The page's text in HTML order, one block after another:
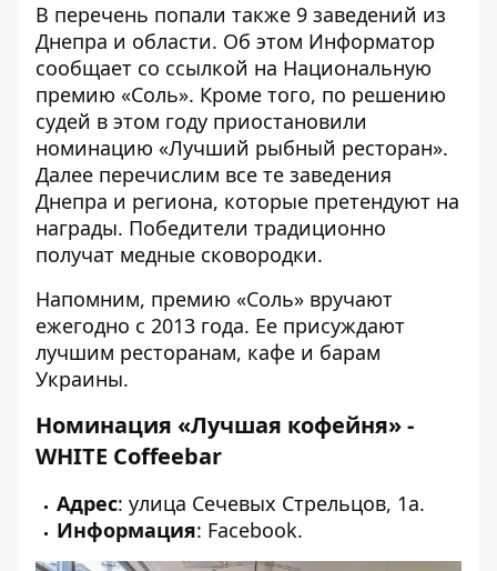
В перечень попали также 9 заведений из
Днепра и области. Об этом Информатор
сообщает со ссылкой на Национальную
премию «Соль». Кроме того, по решению
судей в этом году приостановили
номинацию «Лучший рыбный ресторан».
Далее перечислим все те заведения
Днепра и региона, которые претендуют на
награды. Победители традиционно
получат медные сковородки.
Напомним, премию «Соль» вручают
ежегодно с 2013 года. Ее присуждают
лучшим ресторанам, кафе и барам
Украины.
Номинация «Лучшая кофейня» -
WHITE Coffeebar
Адрес: улица Сечевых Стрельцов, 1а.
Информация: Facebook.